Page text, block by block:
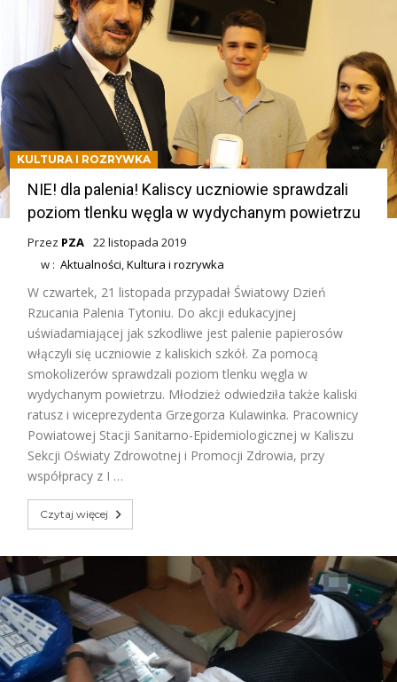
KULTURA I ROZRYWKA
NIE! dla palenia! Kaliscy uczniowie sprawdzali
poziom tlenku węgla w wydychanym powietrzu
Przez PZA 22 listopada 2019
w :Aktualności,Kultura i rozrywka
W czwartek, 21 listopada przypadał Światowy Dzień
Rzucania Palenia Tytoniu. Do akcji edukacyjnej
uświadamiającej jak szkodliwe jest palenie papierosów
włączyli się uczniowie z kaliskich szkół. Za pomocą
smokolizerów sprawdzali poziom tlenku węgla w
wydychanym powietrzu. Młodzież odwiedziła także kaliski
ratusz i wiceprezydenta Grzegorza Kulawinka. Pracownicy
Powiatowej Stacji Sanitarno-Epidemiologicznej w Kaliszu
Sekcji Oświaty Zdrowotnej i Promocji Zdrowia, przy
współpracy z I …
Czytaj więcej